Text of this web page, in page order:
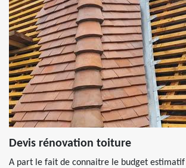
Devis rénovation toiture
A part le fait de connaitre le budget estimatif